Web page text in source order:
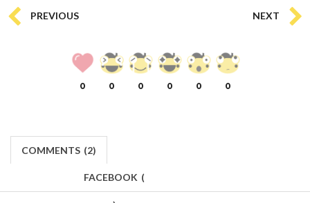
PREVIOUS NEXT
0 0 0 0 0 0
COMMENTS (2)
FACEBOOK (